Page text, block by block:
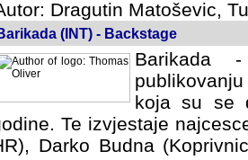
Dragutin Matoševic,
(INT) - Backstage
Barikada
koja su se
Te izvjestaje
Darko Budna